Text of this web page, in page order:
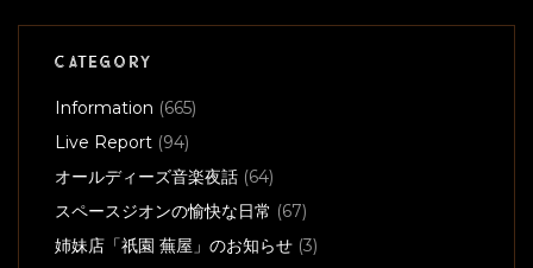
CATEGORY
Information (665)
Live Report (94)
オールディーズ音楽夜話 (64)
スペースジオンの愉快な日常 (67)
姉妹店「祇園 蕪屋」のお知らせ (3)